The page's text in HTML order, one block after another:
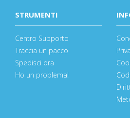
STRUMENTI
Centro Supporto
Traccia un pacco
Spedisci ora
Ho un problema!